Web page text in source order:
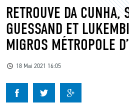
EQUIPES
BILLETTERIE
FANS
KIDS
RETROUVE DA CUNHA,
GUESSAND ET
MIGROS MÉTROPOLE
18 Mai 2021 16:05